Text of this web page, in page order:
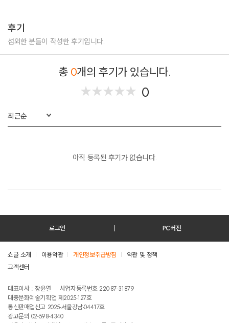
주최 국제 컨퍼런스 및 환영만찬
2017 해양수산부 주최 ‘2017 Korea Cruise Port Sales in Seoul’
2017 한국은행 연례 국제회의 및 환영만찬, The Bank of Korea International
Decade Ahead”
2017 Bureau Veritas 주최 부산 뷰로 베리타스 마린 센터 개소 기념식
건안보구상 회의, “WHO High Level Meeting: Delivering Global Health
회 국제해양력심포지엄
2017 한국은행 (Bank of Korea, BOK), 기획재정부 (Ministry of Strategy and
Finance, MOSF), 국제통화기금 (International Monetary Fund, IMF), 피터슨연
2017 MOSF-BOK-IMF-PIIE International Conference, “Prospects and
Challenges for Sustained Growth in Asia”
2017 산업통상자원부 및 한국에너지공단 공동 주최 2017 대한민국 에너지
세계 평화 문화 대축전’ (경상북도 칠곡군, 1일)
Neobiotech World Symposium Welcome Dinner’
갈라 디너 행사, 19th Conference of the Confederation of Asian and Pacific
Accountants (CAPA Seoul 2015) Gala Dinner (서울, 1일)
2015 영어 MC, 기상청 (국가기상위성센터) 주최, 한국전자통신연구원
2015), Gala Dinner (서울, 1일)
2015 영어/한국어 MC, 한국가스연맹 및 에너지신문 공동주최, 국제가스연
맹 (International Gas Union), 한국가스공사 (KOGAS), 대구광역시, Exxon
Hyundai LNG Shipping 등 후원, 2015 아시아 태평양 가스 컨퍼런스, Asia
Pacific Gas Conference 2015 (APGC2015), 개막식, 회의, 환영만찬 단독
2015 영어/한국어 MC, 행정자치부 주최, 새마을중앙운동회 및 대구광역시
공동 주관, 외교부, 농림축산식품부, 농촌진흥청, 경상북도, KOICA 한국국
후기
섭외한 분들이 작성한 후기입니다.
총 0개의 후기가 있습니다.
★★★★★
★★★★★ 0
최근순
아직 등록된 후기가 없습니다.
로그인 PC버전
쇼글 소개 이용약관 개인정보취급방침
약관 및 정책
고객센터
대표이사 : 장윤열
사업자등록번호 220-87-31879
대중문화예술기획업 제2025-127호
통신판매업신고 2025-서울강남-04417호
광고문의 02-598-4340